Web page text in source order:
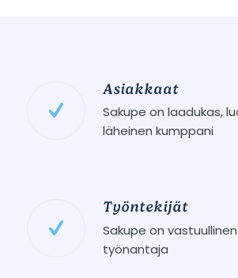
Asiakkaat
Sakupe on laadukas,
läheinen kumppani
Työntekijät
Sakupe on
työnantaja